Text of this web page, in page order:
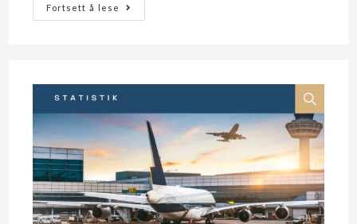
Fortsett å lese